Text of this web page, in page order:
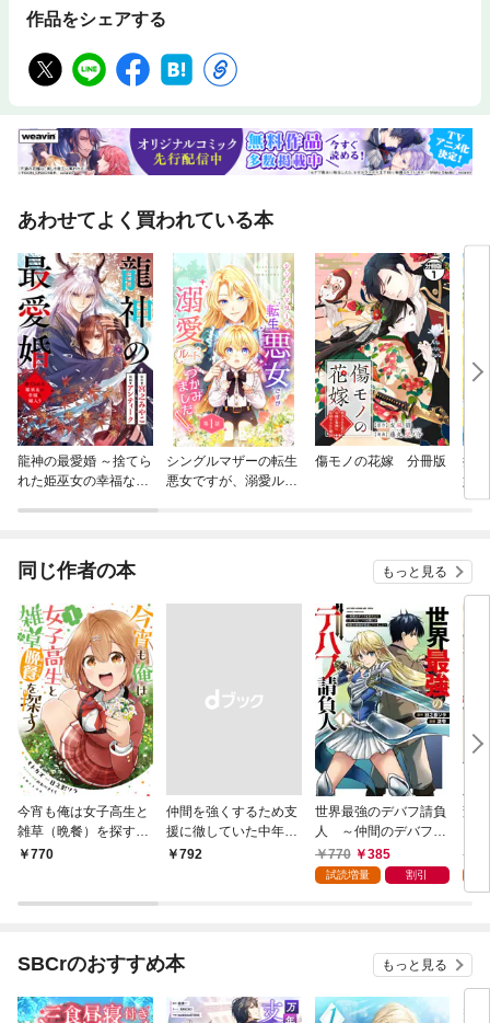
作品をシェアする
あわせてよく買われている本
龍神の最愛婚 ～捨てら
れた姫巫女の幸福な嫁
シングルマザーの転生
悪女ですが、溺愛ルー
傷モノの花嫁 分冊版
捨
婚
る
同じ作者の本 もっと見る
今宵も俺は女子高生と
雑草（晩餐）を探す
（コミック）１【電子
770
仲間を強くするため支
援に徹していた中年冒
険者、追放され自分だ
恵に気づいたってもう
遅い！～1
￥792
世界最強のデバフ請負
人 ～仲間のデバフを
肩代わりしていたら、
いつの間にか無敵の肉
770 385
試読増量 割引
変
一
る
才
1巻
SBCrのおすすめ本 もっと見る